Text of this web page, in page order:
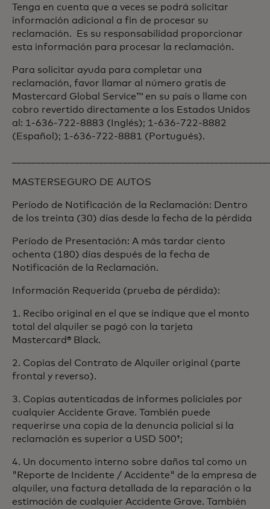
Tenga en cuenta que a veces se podrá solicitar
información adicional a fin de procesar su
reclamación. Es su responsabilidad proporcionar
esta información para procesar la reclamación.
Para solicitar ayuda para completar una
reclamación, favor llamar al número gratis de
Mastercard Global Service™ en su país o llame con
cobro revertido directamente a los Estados Unidos
al: 1-636-722-8883 (Inglés); 1-636-722-8882
(Español); 1-636-722-8881 (Portugués).
MASTERSEGURO DE AUTOS
Período de Notificación de la Reclamación: Dentro
de los treinta (30) días desde la fecha de la pérdida
Período de Presentación: A más tardar ciento
ochenta (180) días después de la fecha de
Notificación de la Reclamación.
Información Requerida (prueba de pérdida):
1. Recibo original en el que se indique que el monto
total del alquiler se pagó con la tarjeta
Mastercard® Black.
2. Copias del Contrato de Alquiler original (parte
frontal y reverso).
3. Copias autenticadas de informes policiales por
cualquier Accidente Grave. También puede
requerirse una copia de la denuncia policial si la
reclamación es superior a USD 500†;
4. Un documento interno sobre daños tal como un
"Reporte de Incidente / Accidente" de la empresa de
alquiler, una factura detallada de la reparación o la
estimación de cualquier Accidente Grave. También